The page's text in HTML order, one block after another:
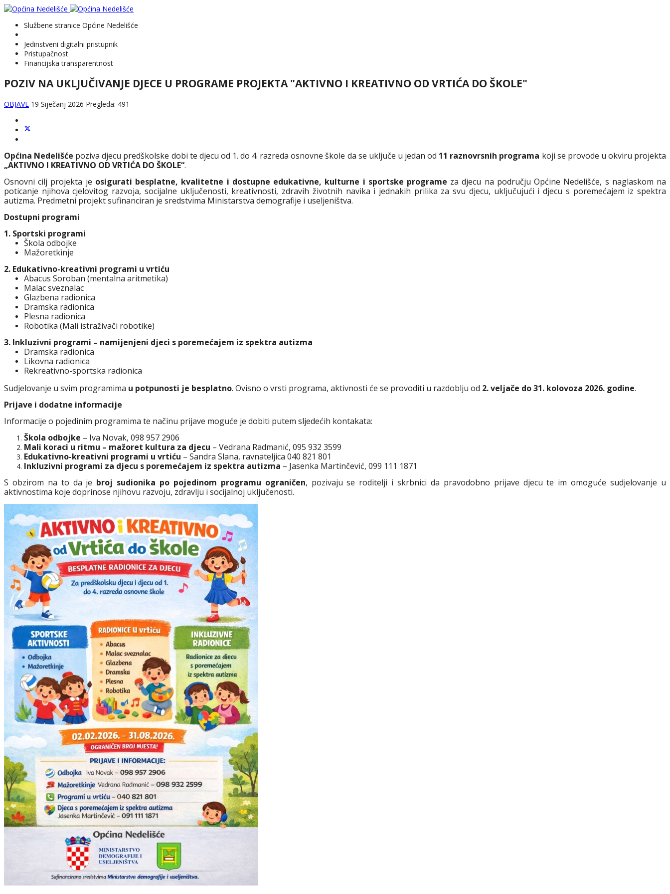
Službene stranice Općine Nedelišće
Jedinstveni digitalni pristupnik
Pristupačnost
Financijska transparentnost
POZIV NA UKLJUČIVANJE DJECE U PROGRAME PROJEKTA "AKTIVNO I KREATIVNO OD VRTIĆA DO ŠKOLE"
OBJAVE 19 Siječanj 2026 Pregleda: 491
Općina Nedelišće poziva djecu predškolske dobi te djecu od 1. do 4. razreda osnovne škole da se uključe u jedan od 11 raznovrsnih programa koji se provode u okviru projekta
„AKTIVNO I KREATIVNO OD VRTIĆA DO ŠKOLE“.
Osnovni cilj projekta je osigurati besplatne, kvalitetne i dostupne edukativne, kulturne i sportske programe za djecu na području Općine Nedelišće, s naglaskom na
poticanje njihova cjelovitog razvoja, socijalne uključenosti, kreativnosti, zdravih životnih navika i jednakih prilika za svu djecu, uključujući i djecu s poremećajem iz spektra
autizma. Predmetni projekt sufinanciran je sredstvima Ministarstva demografije i useljeništva.
Dostupni programi
1. Sportski programi
Škola odbojke
Mažoretkinje
2. Edukativno-kreativni programi u vrtiću
Abacus Soroban (mentalna aritmetika)
Malac sveznalac
Glazbena radionica
Dramska radionica
Plesna radionica
Robotika (Mali istraživači robotike)
3. Inkluzivni programi – namijenjeni djeci s poremećajem iz spektra autizma
Dramska radionica
Likovna radionica
Rekreativno-sportska radionica
Sudjelovanje u svim programima u potpunosti je besplatno. Ovisno o vrsti programa, aktivnosti će se provoditi u razdoblju od 2. veljače do 31. kolovoza 2026. godine.
Prijave i dodatne informacije
Informacije o pojedinim programima te načinu prijave moguće je dobiti putem sljedećih kontakata:
Škola odbojke – Iva Novak, 098 957 2906
Mali koraci u ritmu – mažoret kultura za djecu – Vedrana Radmanić, 095 932 3599
Edukativno-kreativni programi u vrtiću – Sandra Slana, ravnateljica 040 821 801
Inkluzivni programi za djecu s poremećajem iz spektra autizma – Jasenka Martinčević, 099 111 1871
S obzirom na to da je broj sudionika po pojedinom programu ograničen, pozivaju se roditelji i skrbnici da pravodobno prijave djecu te im omoguće sudjelovanje u
aktivnostima koje doprinose njihovu razvoju, zdravlju i socijalnoj uključenosti.